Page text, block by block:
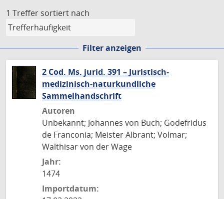
1 Treffer sortiert nach
Filter anzeigen
2 Cod. Ms. jurid. 391 – Juristisch-
medizinisch-naturkundliche
Sammelhandschrift
Autoren
Unbekannt; Johannes von Buch; Godefridus
de Franconia; Meister Albrant; Volmar;
Walthisar von der Wage
Jahr:
1474
Importdatum: